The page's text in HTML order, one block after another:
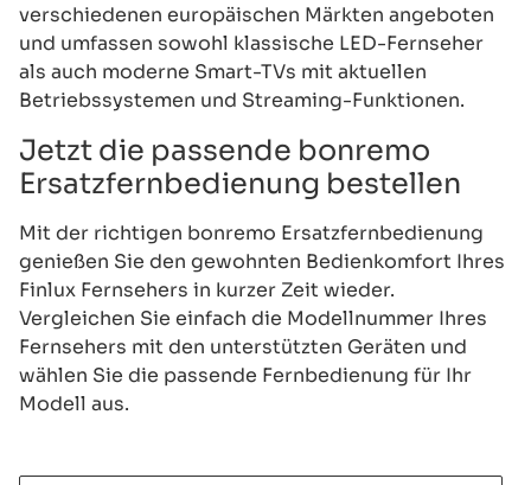
verschiedenen europäischen Märkten angeboten
und umfassen sowohl klassische LED-Fernseher
als auch moderne Smart-TVs mit aktuellen
Betriebssystemen und Streaming-Funktionen.
Jetzt die passende bonremo
Ersatzfernbedienung bestellen
Mit der richtigen bonremo Ersatzfernbedienung
genießen Sie den gewohnten Bedienkomfort Ihres
Finlux Fernsehers in kurzer Zeit wieder.
Vergleichen Sie einfach die Modellnummer Ihres
Fernsehers mit den unterstützten Geräten und
wählen Sie die passende Fernbedienung für Ihr
Modell aus.